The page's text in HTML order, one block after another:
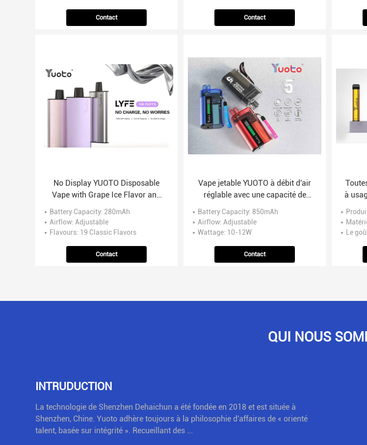
Contact Contact
No Display YUOTO Disposable
Vape with Grape Ice Flavor and
Mesh Coil
Battery Capacity: 280mAh
Airflow: Adjustable
Flavours: 19 Classic Flavors
Contact
Vape jetable YUOTO à débit d'air
réglable avec une capacité de
batterie de 850mAh et une
puissance de 10-12W
Battery Capacity: 850mAh
Airflow: Adjustable
Wattage: 10-12W
Contact
à
Le
QUI NOUS
INTRUDUCTION
La technologie de Shenzhen Dehaichun a été fondée en 2018 et est située à
Shenzhen, Chine. Yuoto adhère toujours à la philosophie d'affaires de « orienté
talent, basée sur intégrité ». Recueillant des ...